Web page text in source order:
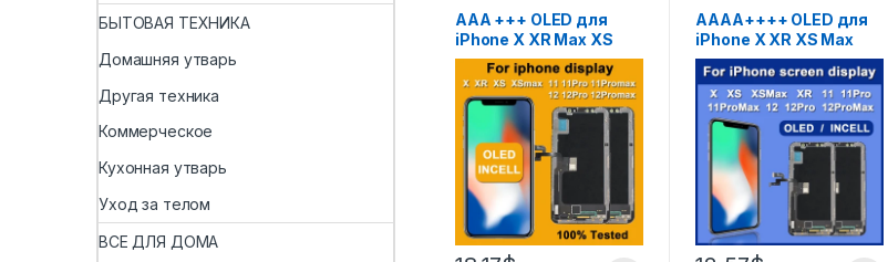
AAA +++ OLED для
iPhone X XR Max XS
ЖК-дисплей Incell для
iphone 11 12 13 Pro Max
13 Mini 14 Plus OLED
Дисплей Экран
Дигитайзер в сборе
AAAA++++ OLED для
iPhone X XR XS Max
ЖК-дисплей Incell для
iphone 11 12 Pro Max
Экран ЖК-дисплея с
3D сенсорным
дигитайзером в сборе
БЫТОВАЯ ТЕХНИКА
Домашняя утварь
Другая техника
Коммерческое
Кухонная утварь
Уход за телом
ВСЕ ДЛЯ ДОМА